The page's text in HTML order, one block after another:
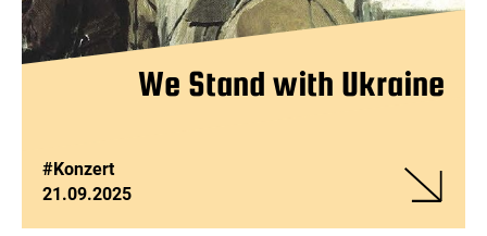
We Stand with Ukraine
#Konzert
21.09.2025